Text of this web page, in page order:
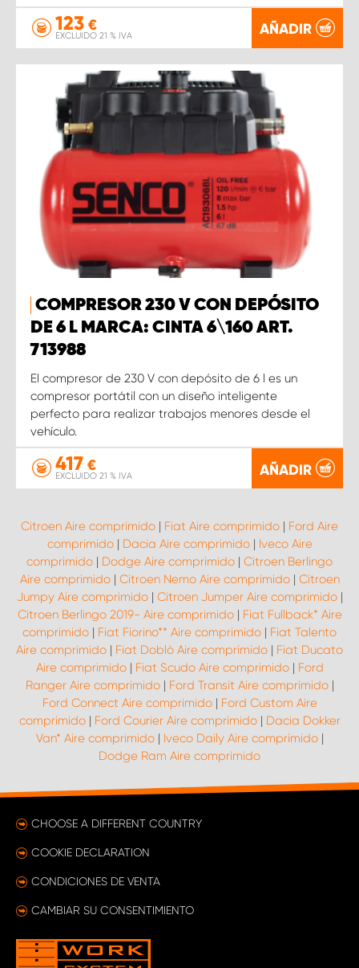
123 €
EXCLUIDO 21 % IVA AÑADIR
COMPRESOR 230 V CON DEPÓSITO
DE 6 L MARCA: CINTA 6\160 ART.
713988
El compresor de 230 V con depósito de 6 l es un
compresor portátil con un diseño inteligente
perfecto para realizar trabajos menores desde el
vehículo.
417 €
EXCLUIDO 21 % IVA AÑADIR
Citroen Aire comprimido | Fiat Aire comprimido | Ford Aire
comprimido| Dacia Aire comprimido| Iveco Aire
comprimido | Dodge Aire comprimido | Citroen Berlingo
Aire comprimido| Citroen Nemo Aire comprimido| Citroen
Jumpy Aire comprimido| Citroen Jumper Aire comprimido|
Citroen Berlingo 2019- Aire comprimido| Fiat Fullback* Aire
comprimido | Fiat Fiorino** Aire comprimido | Fiat Talento
Aire comprimido | Fiat Doblò Aire comprimido | Fiat Ducato
Aire comprimido| Fiat Scudo Aire comprimido| Ford
Ranger Aire comprimido| Ford Transit Aire comprimido|
Ford Connect Aire comprimido| Ford Custom Aire
comprimido| Ford Courier Aire comprimido| Dacia Dokker
Van* Aire comprimido| Iveco Daily Aire comprimido|
Dodge Ram Aire comprimido
CHOOSE A DIFFERENT COUNTRY
COOKIE DECLARATION
CONDICIONES DE VENTA
CAMBIAR SU CONSENTIMIENTO